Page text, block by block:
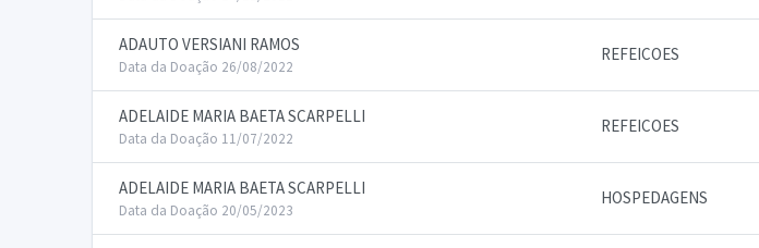
ADAUTO VERSIANI RAMOS
Data da Doação 26/08/2022
REFEICOES
ADELAIDE MARIA BAETA SCARPELLI
Data da Doação 11/07/2022
REFEICOES
ADELAIDE MARIA BAETA SCARPELLI
Data da Doação 20/05/2023
HOSPEDAGENS